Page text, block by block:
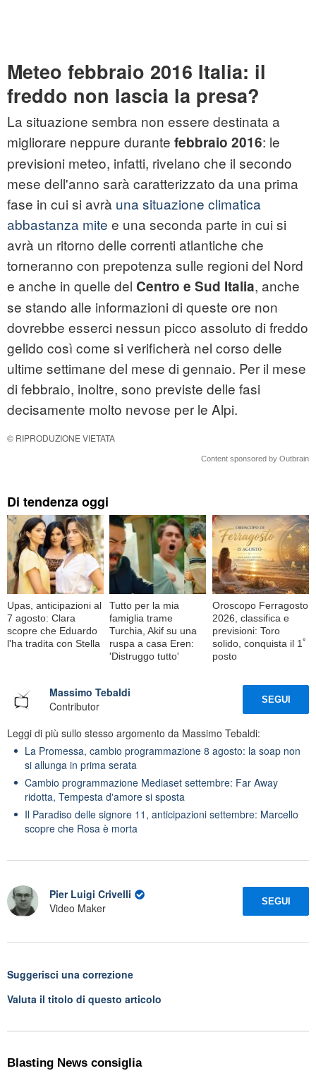
Meteo febbraio 2016 Italia: il
freddo non lascia la presa?
La situazione sembra non essere destinata a
migliorare neppure durante febbraio 2016: le
previsioni meteo, infatti, rivelano che il secondo
mese dell'anno sarà caratterizzato da una prima
fase in cui si avrà una situazione climatica
abbastanza mite e una seconda parte in cui si
avrà un ritorno delle correnti atlantiche che
torneranno con prepotenza sulle regioni del Nord
e anche in quelle del Centro e Sud Italia, anche
se stando alle informazioni di queste ore non
dovrebbe esserci nessun picco assoluto di freddo
gelido così come si verificherà nel corso delle
ultime settimane del mese di gennaio. Per il mese
di febbraio, inoltre, sono previste delle fasi
decisamente molto nevose per le Alpi.
© RIPRODUZIONE VIETATA
Content sponsored by Outbrain
Di tendenza oggi
Upas, anticipazioni al
7 agosto: Clara
scopre che Eduardo
l'ha tradita con Stella
Tutto per la mia
famiglia trame
Turchia, Akif su una
ruspa a casa Eren:
'Distruggo tutto'
Oroscopo Ferragosto
2026, classifica e
previsioni: Toro
solido, conquista il 1ﾟ
posto
Massimo Tebaldi
Contributor
SEGUI
Leggi di più sullo stesso argomento da Massimo Tebaldi:
La Promessa, cambio programmazione 8 agosto: la soap non
si allunga in prima serata
Cambio programmazione Mediaset settembre: Far Away
ridotta, Tempesta d'amore si sposta
Il Paradiso delle signore 11, anticipazioni settembre: Marcello
scopre che Rosa è morta
Pier Luigi Crivelli
Video Maker
SEGUI
Suggerisci una correzione
Valuta il titolo di questo articolo
Blasting News consiglia